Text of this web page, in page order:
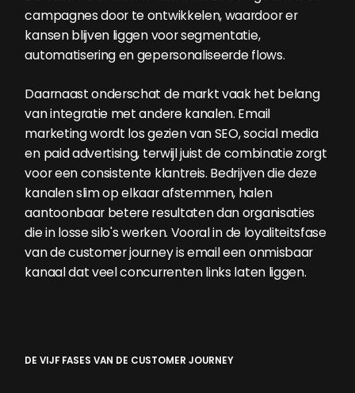
campagnes door te ontwikkelen, waardoor er
kansen blijven liggen voor segmentatie,
automatisering en gepersonaliseerde flows.
Daarnaast onderschat de markt vaak het belang
van integratie met andere kanalen. Email
marketing wordt los gezien van SEO, social media
en paid advertising, terwijl juist de combinatie zorgt
voor een consistente klantreis. Bedrijven die deze
kanalen slim op elkaar afstemmen, halen
aantoonbaar betere resultaten dan organisaties
die in losse silo's werken. Vooral in de loyaliteitsfase
van de customer journey is email een onmisbaar
kanaal dat veel concurrenten links laten liggen.
DE VIJF FASES VAN DE CUSTOMER JOURNEY